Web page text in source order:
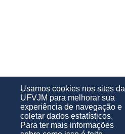
Usamos cookies nos sites da
UFVJM para melhorar sua
experiência de navegação e
coletar dados estatísticos.
Para ter mais informações